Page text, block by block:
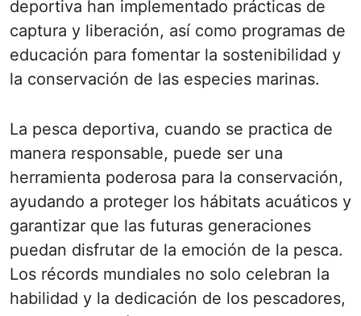
deportiva han implementado prácticas de
captura y liberación, así como programas de
educación para fomentar la sostenibilidad y
la conservación de las especies marinas.
La pesca deportiva, cuando se practica de
manera responsable, puede ser una
herramienta poderosa para la conservación,
ayudando a proteger los hábitats acuáticos y
garantizar que las futuras generaciones
puedan disfrutar de la emoción de la pesca.
Los récords mundiales no solo celebran la
habilidad y la dedicación de los pescadores,